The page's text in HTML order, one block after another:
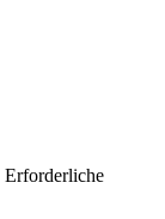
Erforderliche